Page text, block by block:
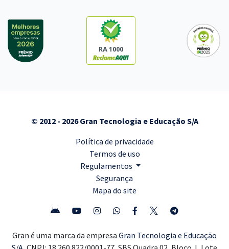
RA 1000
© 2012 - 2026 Gran Tecnologia e Educação S/A
Política de privacidade
Termos de uso
Regulamentos
Segurança
Mapa do site
Gran é uma marca da empresa Gran Tecnologia e Educação